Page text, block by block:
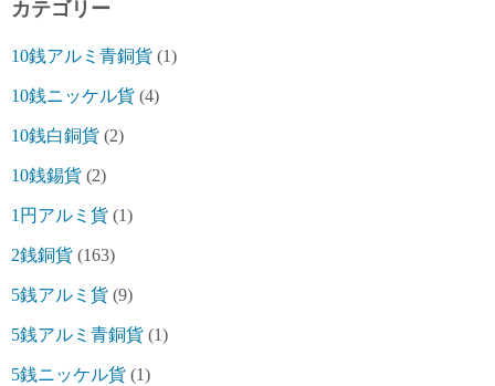
カテゴリー
10銭アルミ青銅貨 (1)
10銭ニッケル貨 (4)
10銭白銅貨 (2)
10銭錫貨 (2)
1円アルミ貨 (1)
2銭銅貨 (163)
5銭アルミ貨 (9)
5銭アルミ青銅貨 (1)
5銭ニッケル貨 (1)